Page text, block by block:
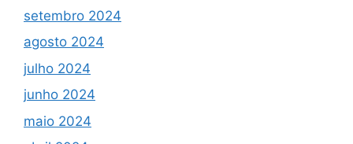
setembro 2024
agosto 2024
julho 2024
junho 2024
maio 2024